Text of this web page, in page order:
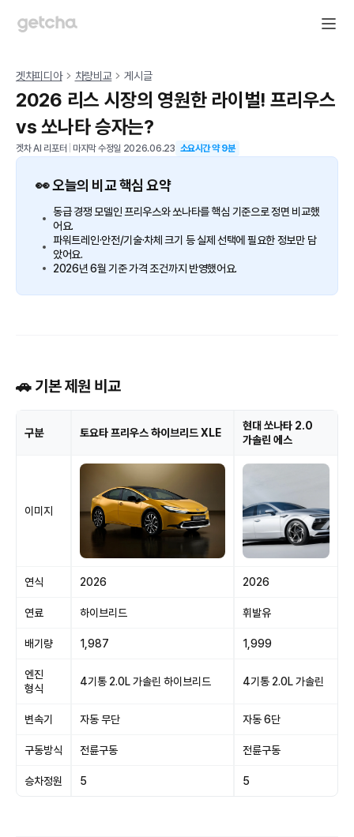
겟차피디아 차량비교 게시글
2026 리스 시장의 영원한 라이벌! 프리우스
vs 쏘나타 승자는?
겟차 AI 리포터 마지막 수정일 2026.06.23 소요시간 약9분
👀 오늘의 비교 핵심 요약
동급 경쟁 모델인 프리우스와 쏘나타를 핵심 기준으로 정면 비교했
어요.
파워트레인·안전/기술·차체 크기 등 실제 선택에 필요한 정보만 담
았어요.
2026년 6월 기준 가격 조건까지 반영했어요.
🚗 기본 제원 비교
구분 토요타 프리우스 하이브리드 XLE
현대 쏘나타 2.0
가솔린 에스
이미지
연식 2026 2026
연료 하이브리드 휘발유
배기량 1,987 1,999
엔진
형식
4기통 2.0L 가솔린 하이브리드 4기통 2.0L 가솔린
변속기 자동 무단 자동 6단
구동방식 전륜구동 전륜구동
승차정원 5 5